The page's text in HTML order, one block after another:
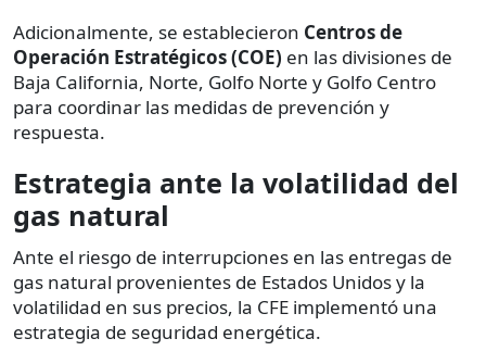
Adicionalmente, se establecieron Centros de
Operación Estratégicos (COE) en las divisiones de
Baja California, Norte, Golfo Norte y Golfo Centro
para coordinar las medidas de prevención y
respuesta.
Estrategia ante la volatilidad del
gas natural
Ante el riesgo de interrupciones en las entregas de
gas natural provenientes de Estados Unidos y la
volatilidad en sus precios, la CFE implementó una
estrategia de seguridad energética.